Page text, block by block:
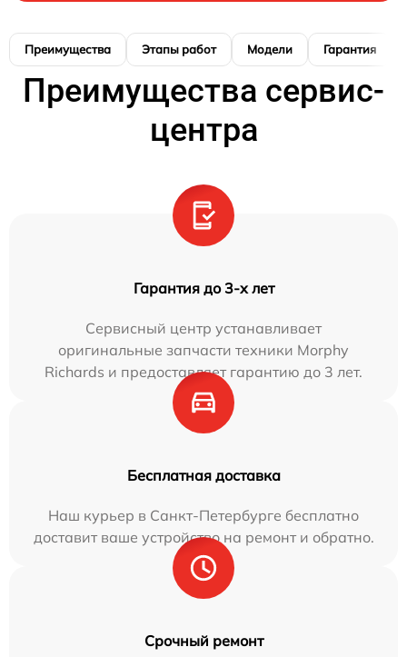
Преимущества Этапы работ Модели Гарантия
Преимущества сервис-
центра
Гарантия до 3-х лет
Сервисный центр устанавливает
оригинальные запчасти техники Morphy
Richards и предоставляет гарантию до 3 лет.
Бесплатная доставка
Наш курьер в Санкт-Петербурге бесплатно
доставит ваше устройство на ремонт и обратно.
Срочный ремонт